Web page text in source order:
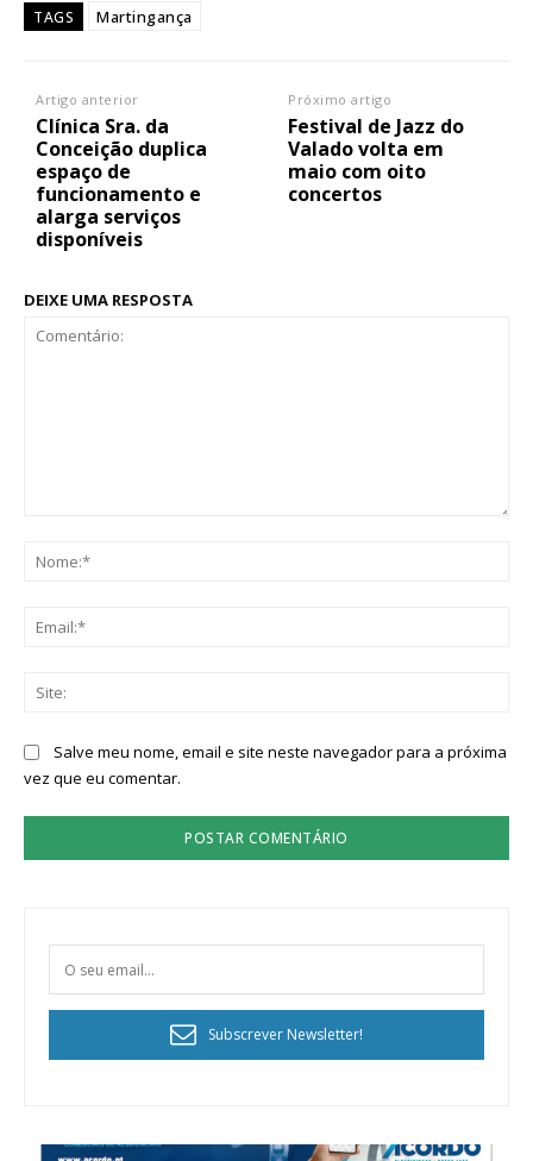
TAGS Martingança
Artigo anterior
Clínica Sra. da
Conceição duplica
espaço de
funcionamento e
alarga serviços
disponíveis
Próximo artigo
Festival de Jazz do
Valado volta em
maio com oito
concertos
DEIXE UMA RESPOSTA
Salve meu nome, email e site neste navegador para a próxima
vez que eu comentar.
Subscrever Newsletter!